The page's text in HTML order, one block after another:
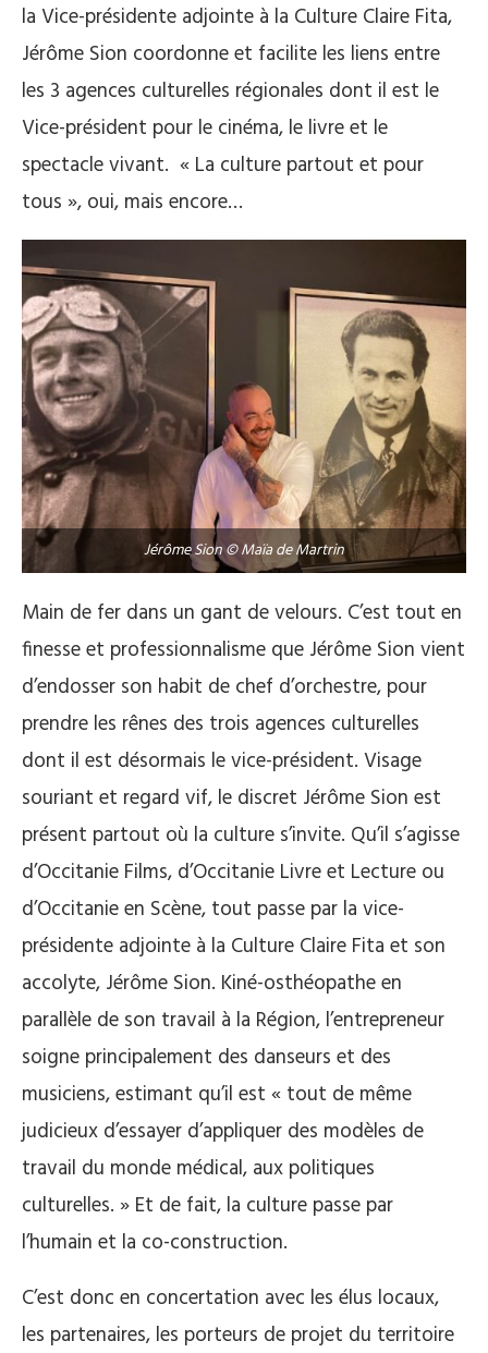
la Vice-présidente adjointe à la Culture Claire Fita,
Jérôme Sion coordonne et facilite les liens entre
les 3 agences culturelles régionales dont il est le
Vice-président pour le cinéma, le livre et le
spectacle vivant. « La culture partout et pour
tous », oui, mais encore…
Jérôme Sion © Maïa de Martrin
Main de fer dans un gant de velours. C’est tout en
finesse et professionnalisme que Jérôme Sion vient
d’endosser son habit de chef d’orchestre, pour
prendre les rênes des trois agences culturelles
dont il est désormais le vice-président. Visage
souriant et regard vif, le discret Jérôme Sion est
présent partout où la culture s’invite. Qu’il s’agisse
d’Occitanie Films, d’Occitanie Livre et Lecture ou
d’Occitanie en Scène, tout passe par la vice-
présidente adjointe à la Culture Claire Fita et son
accolyte, Jérôme Sion. Kiné-osthéopathe en
parallèle de son travail à la Région, l’entrepreneur
soigne principalement des danseurs et des
musiciens, estimant qu’il est « tout de même
judicieux d’essayer d’appliquer des modèles de
travail du monde médical, aux politiques
culturelles. » Et de fait, la culture passe par
l’humain et la co-construction.
C’est donc en concertation avec les élus locaux,
les partenaires, les porteurs de projet du territoire